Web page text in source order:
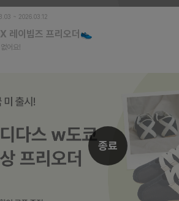
~ 2026.03.12
레이빔즈 프리오더👟
어요!
종료